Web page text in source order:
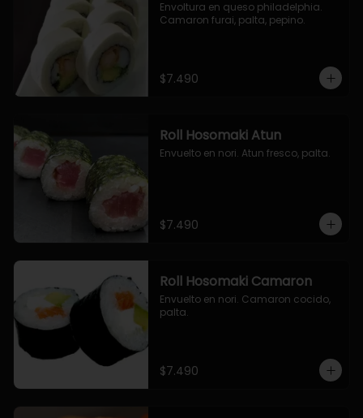
Envoltura en queso philadelphia.
Camaron furai, palta, pepino.
$7.490
Roll Hosomaki Atun
Envuelto en nori. Atun fresco, palta.
$7.490
Roll Hosomaki Camaron
Envuelto en nori. Camaron cocido,
palta.
$7.490